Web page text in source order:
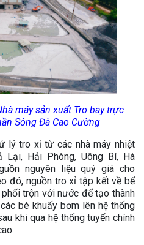
máy sản xuất Tro bay trực
Sông Đà Cao Cường
lý tro xỉ từ các nhà máy nhiệt
Hải Phòng, Uông Bí, Hà
nguyên liệu quý giá cho
đó, nguồn tro xỉ tập kết về bể
trộn với nước để tạo thành
bè khuấy bơm lên hệ thống
khi qua hệ thống tuyển chính